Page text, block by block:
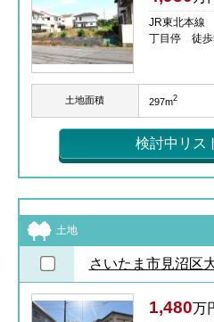
JR東北本線
丁目停 徒歩
土地面積 297m2
検討中リス
土地
さいたま市見沼区
1,480万